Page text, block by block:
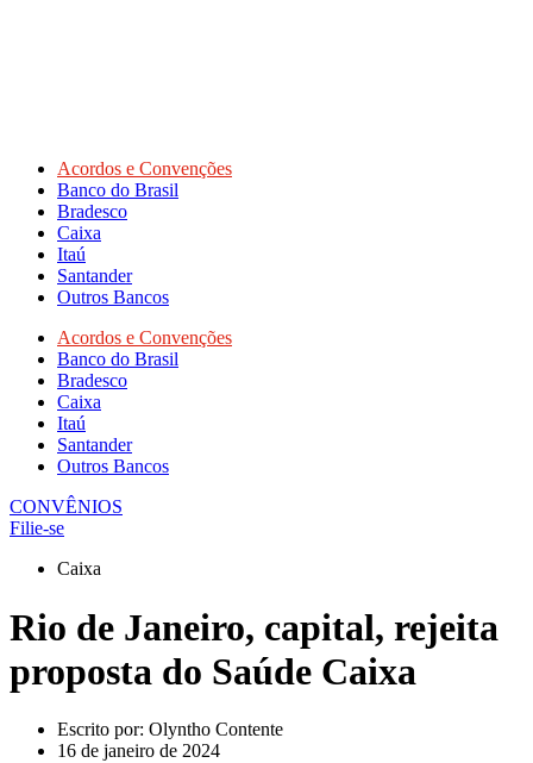
Acordos e Convenções
Banco do Brasil
Bradesco
Caixa
Itaú
Santander
Outros Bancos
Acordos e Convenções
Banco do Brasil
Bradesco
Caixa
Itaú
Santander
Outros Bancos
CONVÊNIOS
Filie-se
Caixa
Rio de Janeiro, capital, rejeita
proposta do Saúde Caixa
Escrito por: Olyntho Contente
16 de janeiro de 2024